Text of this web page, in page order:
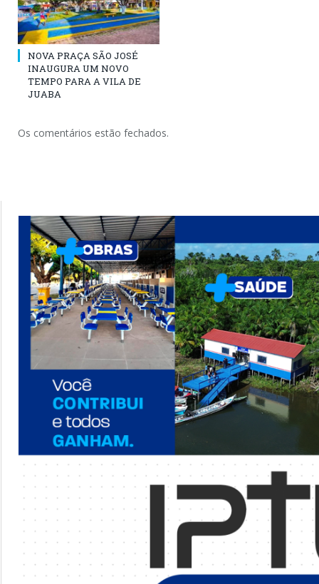
NOVA PRAÇA SÃO JOSÉ
INAUGURA UM NOVO
TEMPO PARA A VILA DE
JUABA
Os comentários estão fechados.